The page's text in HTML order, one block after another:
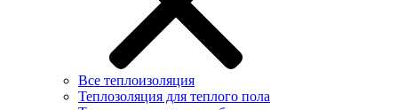
Все теплоизоляция
Теплозоляция для теплого пола